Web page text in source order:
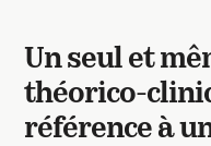
Un seul et
théorico-
référence à